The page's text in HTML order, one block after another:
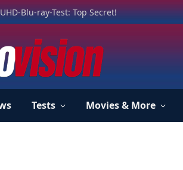
UHD-Blu-ray-Test: Top Secret!
Tests Movies & More